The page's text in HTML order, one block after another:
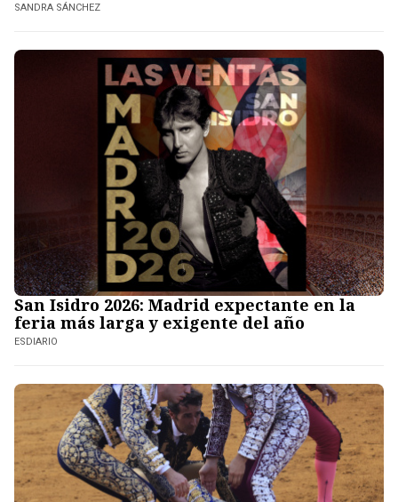
SANDRA SÁNCHEZ
San Isidro 2026: Madrid expectante en la
feria más larga y exigente del año
ESDIARIO